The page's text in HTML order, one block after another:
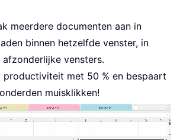
meerdere documenten aan in
binnen hetzelfde venster, in
vensters.
productiviteit met 50 % en bespaart
muisklikken!